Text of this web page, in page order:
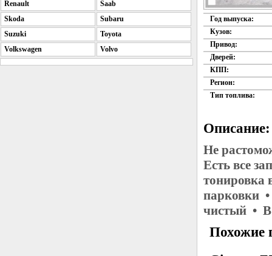
Год выпуска:
Кузов:
Привод:
Дверей:
КПП:
Регион:
Тип топлива:
Описание:
Не
Есть все
тонировка
парковки
чистый • В
Похожие
Renault
Saab
Skoda
Subaru
Suzuki
Toyota
Volkswagen
Volvo